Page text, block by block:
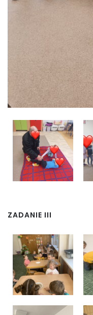
ZADANIE III